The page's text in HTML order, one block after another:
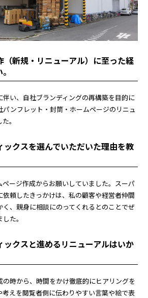
（新規・リニューアル）に至った経
い、自社ブランディングの再構築を目的に
ンフレット・封筒・ホームページのリニュ
。
ックスを選んでいただいた理由を教
ページ作成からお願いしていました。スーパ
頼したきっかけは、私の顧客や経営者仲間
、親身に相談にのってくれるとのことでぜ
た。
ックスと進めるリニューアルはいか
時から、時間をかけ徹底的にヒアリングを
考えを閲覧者側に伝わりやすい言葉や絵で表